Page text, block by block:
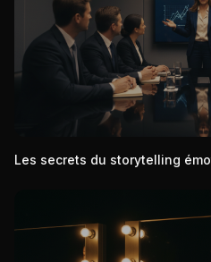
Les secrets du storytelling